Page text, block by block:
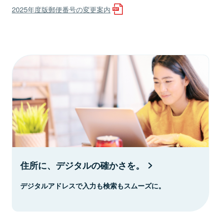
2025年度版郵便番号の変更案内
住所に、デジタルの確かさを。
デジタルアドレスで入力も検索もスムーズに。